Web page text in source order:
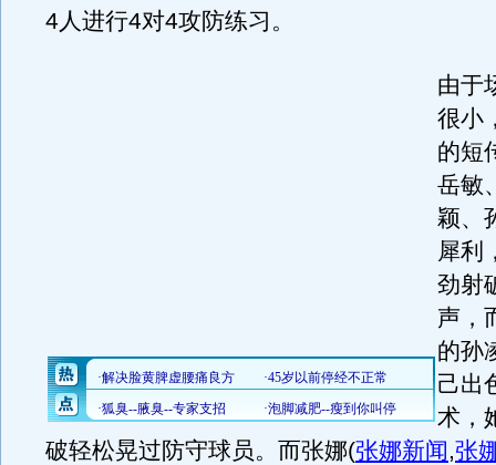
4人进行4对4攻防练习。
由于
很小
的短
岳敏
颖、
犀利
劲射
声，
的孙
己出
术，
破轻松晃过防守球员。而张娜(张娜新闻,张